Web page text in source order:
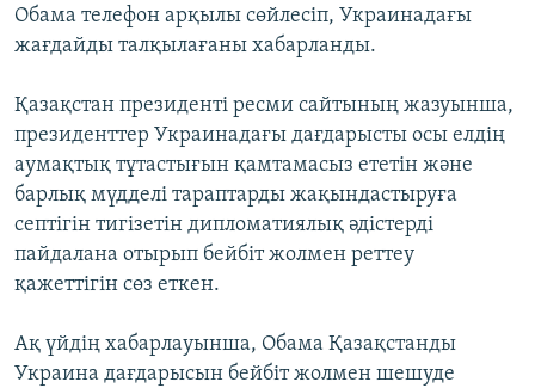
Обама телефон арқылы сөйлесіп, Украинадағы
жағдайды талқылағаны хабарланды.
Қазақстан президенті ресми сайтының жазуынша,
президенттер Украинадағы дағдарысты осы елдің
аумақтық тұтастығын қамтамасыз ететін және
барлық мүдделі тараптарды жақындастыруға
септігін тигізетін дипломатиялық әдістерді
пайдалана отырып бейбіт жолмен реттеу
қажеттігін сөз еткен.
Ақ үйдің хабарлауынша, Обама Қазақстанды
Украина дағдарысын бейбіт жолмен шешуде